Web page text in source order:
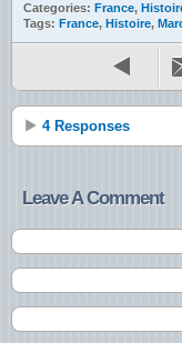
Categories: France,
Tags: France, Histoire,
4 Responses
Leave A Comment